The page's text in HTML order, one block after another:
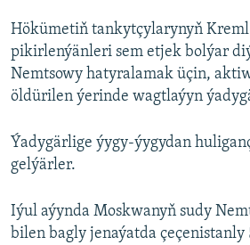
Hökümetiň tankytçylarynyň Kreml
pikirlenýänleri sem etjek bolýar
Nemtsowy hatyralamak üçin,
öldürilen ýerinde wagtlaýyn
Ýadygärlige ýygy-ýygydan
gelýärler.
Iýul aýynda Moskwanyň sudy
bilen bagly jenaýatda çeçenistanly